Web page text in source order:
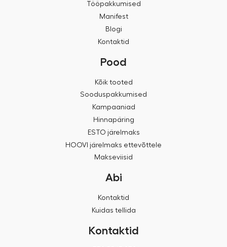
Tööpakkumised
Manifest
Blogi
Kontaktid
Pood
Kõik tooted
Sooduspakkumised
Kampaaniad
Hinnapäring
ESTO järelmaks
HOOVI järelmaks ettevõttele
Makseviisid
Abi
Kontaktid
Kuidas tellida
Kontaktid